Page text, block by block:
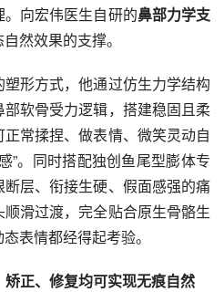
向宏伟医生自研的鼻部力学支
然效果的支撑。
形方式，他通过仿生力学结构
软骨受力逻辑，搭建稳固且柔
常揉捏、做表情、微笑灵动自
”。同时搭配独创鱼尾型膨体专
层、衔接生硬、假面感强的痛
滑过渡，完全贴合原生骨骼生
表情都经得起考验。
正、修复均可实现无痕自然